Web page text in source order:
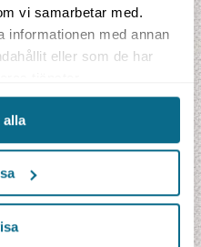
vi samarbetar med.
informationen med annan
eller som de har
alla
luftkonditionering)
Äventyr